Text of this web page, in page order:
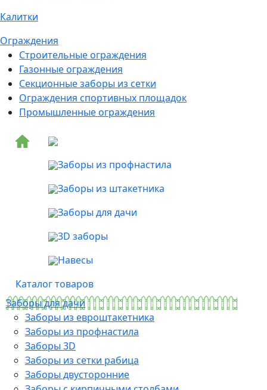
Калитки
Ограждения
Строительные ограждения
Газонные ограждения
Секционные заборы из сетки
Ограждения спортивных площадок
Промышленные ограждения
Заборы из профнастила
Заборы из штакетника
Заборы для дачи
3D заборы
Навесы
Каталог товаров
Заборы для дачи
Заборы из евроштакетника
Заборы из профнастила
Заборы 3D
Заборы из сетки рабица
Заборы двусторонние